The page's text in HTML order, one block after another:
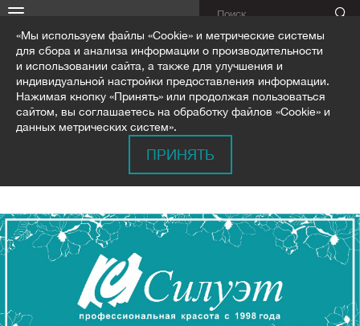
ГЛАВНАЯ КОНТАКТЫ ВАКАНСИИ
«Мы используем файлы «Cookie» и метрические системы
для сбора и анализа информации о производительности
и использовании сайта, а также для улучшения и
индивидуальной настройки предоставления информации.
Нажимая кнопку «Принять» или продолжая пользоваться
сайтом, вы соглашаетесь на обработку файлов «Cookie» и
данных метрических систем».
ПРИНЯТЬ